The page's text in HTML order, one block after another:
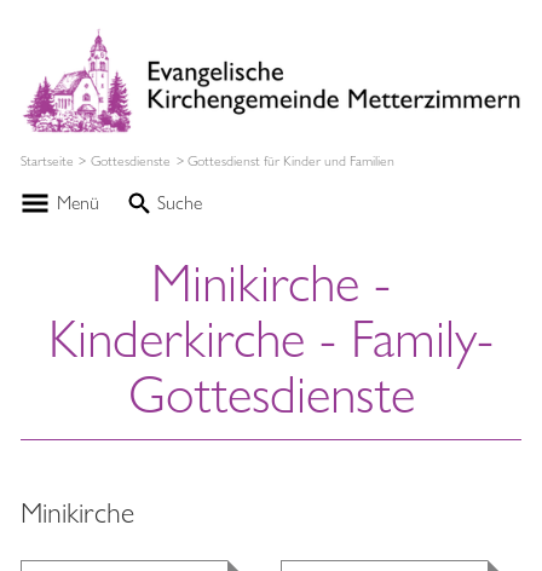
Startseite Gottesdienste Gottesdienst für Kinder und Familien
Menü Suche
Minikirche -
Kinderkirche - Family-
Gottesdienste
Minikirche